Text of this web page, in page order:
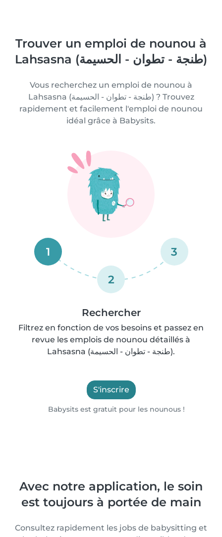
Trouver un emploi de nounou à
Lahsasna (طنجة - تطوان - الحسيمة)
Vous recherchez un emploi de nounou à
Lahsasna (طنجة - تطوان - الحسيمة) ? Trouvez
rapidement et facilement l'emploi de nounou
idéal grâce à Babysits.
1
2
3
Rechercher
Filtrez en fonction de vos besoins et passez en
revue les emplois de nounou détaillés à
Lahsasna (طنجة - تطوان - الحسيمة).
S'inscrire
Babysits est gratuit pour les nounous !
Avec notre application, le soin
est toujours à portée de main
Consultez rapidement les jobs de babysitting et